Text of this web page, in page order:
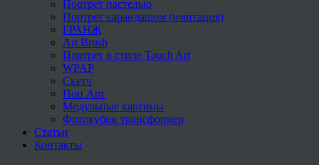
Портрет пастелью
Портрет карандашом (имитация)
ГРАНЖ
Art Brush
Портрет в стиле Touch Art
WPAP
Скетч
Поп Арт
Модульные картины
Фотокубик трансформер
Статьи
Контакты